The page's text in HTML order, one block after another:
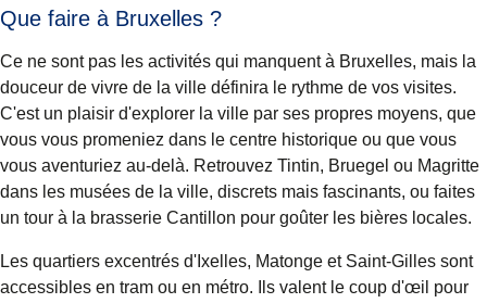
Que faire à Bruxelles ?
Ce ne sont pas les activités qui manquent à Bruxelles, mais la
douceur de vivre de la ville définira le rythme de vos visites.
C'est un plaisir d'explorer la ville par ses propres moyens, que
vous vous promeniez dans le centre historique ou que vous
vous aventuriez au-delà. Retrouvez Tintin, Bruegel ou Magritte
dans les musées de la ville, discrets mais fascinants, ou faites
un tour à la brasserie Cantillon pour goûter les bières locales.
Les quartiers excentrés d'Ixelles, Matonge et Saint-Gilles sont
accessibles en tram ou en métro. Ils valent le coup d'œil pour